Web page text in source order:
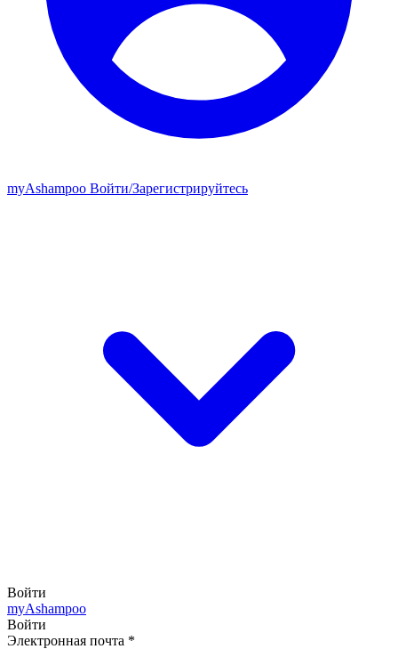
myAshampoo Войти/Зарегистрируйтесь
Войти
myAshampoo
Войти
Электронная почта *